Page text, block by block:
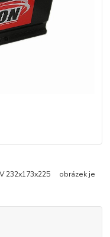
232x173x225 obrázek je